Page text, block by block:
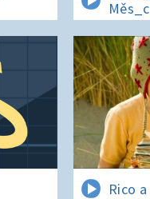
Rico